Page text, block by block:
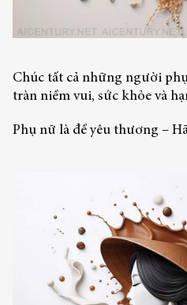
Chúc tất cả những người
tràn niềm vui, sức khỏe và
Phụ nữ là để yêu thương –